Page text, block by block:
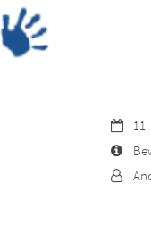
Datum:
Art
Von: